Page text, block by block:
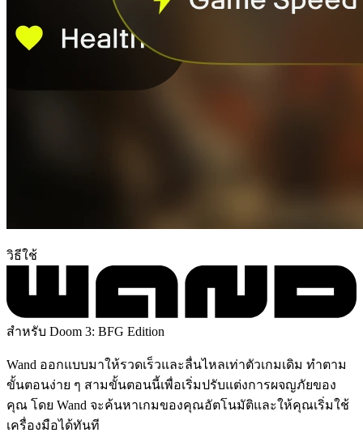
วิธีใช้
สำหรับ Doom 3: BFG Edition
Wand ออกแบบมาให้รวดเร็วและลื่นไหลเท่าตัวเกมเดิม ทำตาม
ขั้นตอนง่าย ๆ สามขั้นตอนนี้เพื่อเริ่มปรับแต่งการผจญภัยของ
คุณ โดย Wand จะค้นหาเกมของคุณอัตโนมัติและให้คุณเริ่มใช้
เครื่องมือได้ทันที